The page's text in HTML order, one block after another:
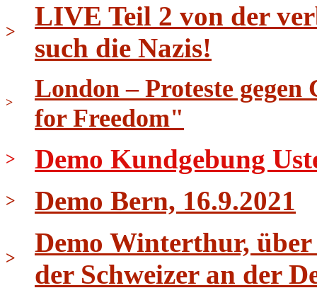
>
LIVE Teil 2 von der
such die Nazis!
>
London – Proteste
for Freedom"
> Demo Kundgebung
> Demo Bern, 16.9.2021
>
Demo Winterthur,
der Schweizer an der